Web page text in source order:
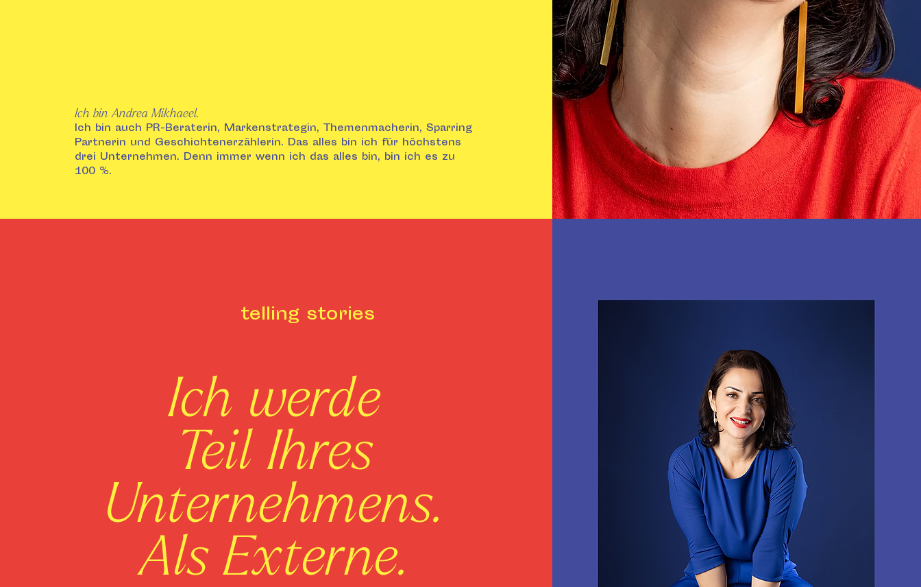
Ich bin Andrea Mikhaeel.
Ich bin auch PR-Beraterin, Markenstrategin, Themenmacherin, Sparring
Partnerin und Geschichtenerzählerin. Das alles bin ich für höchstens
drei Unternehmen. Denn immer wenn ich das alles bin, bin ich es zu
100 %.
telling stories
Ich werde
Teil Ihres
Unternehmens.
Als Externe.